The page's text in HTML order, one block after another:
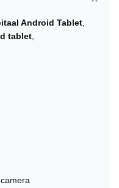
Android Tablet
tablet